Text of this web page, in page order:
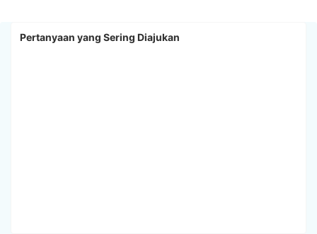
Pertanyaan yang Sering Diajukan